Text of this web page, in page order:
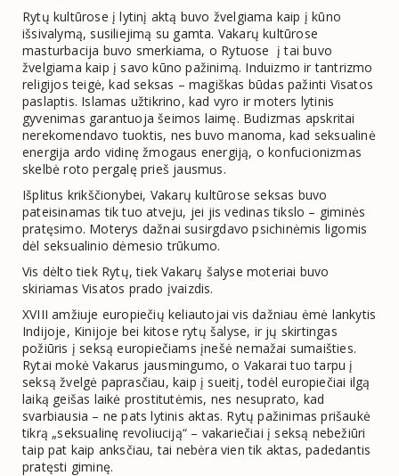
Rytų kultūrose į lytinį aktą buvo žvelgiama kaip į kūno
išsivalymą, susiliejimą su gamta. Vakarų kultūrose
masturbacija buvo smerkiama, o Rytuose į tai buvo
žvelgiama kaip į savo kūno pažinimą. Induizmo ir tantrizmo
religijos teigė, kad seksas – magiškas būdas pažinti Visatos
paslaptis. Islamas užtikrino, kad vyro ir moters lytinis
gyvenimas garantuoja šeimos laimę. Budizmas apskritai
nerekomendavo tuoktis, nes buvo manoma, kad seksualinė
energija ardo vidinę žmogaus energiją, o konfucionizmas
skelbė roto pergalę prieš jausmus.
Išplitus krikščionybei, Vakarų kultūrose seksas buvo
pateisinamas tik tuo atveju, jei jis vedinas tikslo – giminės
pratęsimo. Moterys dažnai susirgdavo psichinėmis ligomis
dėl seksualinio dėmesio trūkumo.
Vis dėlto tiek Rytų, tiek Vakarų šalyse moteriai buvo
skiriamas Visatos prado įvaizdis.
XVIII amžiuje europiečių keliautojai vis dažniau ėmė lankytis
Indijoje, Kinijoje bei kitose rytų šalyse, ir jų skirtingas
požiūris į seksą europiečiams įnešė nemažai sumaišties.
Rytai mokė Vakarus jausmingumo, o Vakarai tuo tarpu į
seksą žvelgė paprasčiau, kaip į sueitį, todėl europiečiai ilgą
laiką geišas laikė prostitutėmis, nes nesuprato, kad
svarbiausia – ne pats lytinis aktas. Rytų pažinimas prišaukė
tikrą „seksualinę revoliuciją“ – vakariečiai į seksą nebežiūri
taip pat kaip anksčiau, tai nebėra vien tik aktas, padedantis
pratęsti giminę.